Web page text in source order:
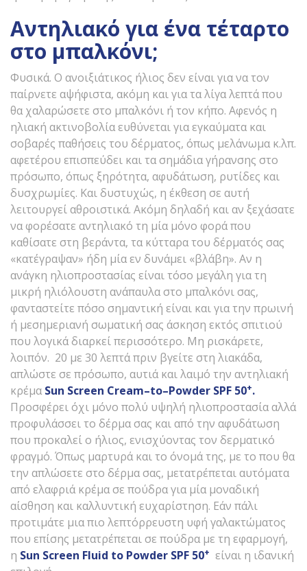
Αντηλιακό για ένα τέταρτο
στο μπαλκόνι;
Φυσικά. Ο ανοιξιάτικος ήλιος δεν είναι για να τον
παίρνετε αψήφιστα, ακόμη και για τα λίγα λεπτά που
θα χαλαρώσετε στο μπαλκόνι ή τον κήπο. Αφενός η
ηλιακή ακτινοβολία ευθύνεται για εγκαύματα και
σοβαρές παθήσεις του δέρματος, όπως μελάνωμα κ.λπ.
αφετέρου επισπεύδει και τα σημάδια γήρανσης στο
πρόσωπο, όπως ξηρότητα, αφυδάτωση, ρυτίδες και
δυσχρωμίες. Και δυστυχώς, η έκθεση σε αυτή
λειτουργεί αθροιστικά. Ακόμη δηλαδή και αν ξεχάσατε
να φορέσατε αντηλιακό τη μία μόνο φορά που
καθίσατε στη βεράντα, τα κύτταρα του δέρματός σας
«κατέγραψαν» ήδη μία εν δυνάμει «βλάβη». Αν η
ανάγκη ηλιοπροστασίας είναι τόσο μεγάλη για τη
μικρή ηλιόλουστη ανάπαυλα στο μπαλκόνι σας,
φανταστείτε πόσο σημαντική είναι και για την πρωινή
ή μεσημεριανή σωματική σας άσκηση εκτός σπιτιού
που λογικά διαρκεί περισσότερο. Μη ρισκάρετε,
λοιπόν. 20 με 30 λεπτά πριν βγείτε στη λιακάδα,
απλώστε σε πρόσωπο, αυτιά και λαιμό την αντηλιακή
κρέμα Sun Screen Cream–to–Powder SPF 50+.
Προσφέρει όχι μόνο πολύ υψηλή ηλιοπροστασία αλλά
προφυλάσσει το δέρμα σας και από την αφυδάτωση
που προκαλεί ο ήλιος, ενισχύοντας τον δερματικό
φραγμό. Όπως μαρτυρά και το όνομά της, με το που θα
την απλώσετε στο δέρμα σας, μετατρέπεται αυτόματα
από ελαφριά κρέμα σε πούδρα για μία μοναδική
αίσθηση και καλλυντική ευχαρίστηση. Εάν πάλι
προτιμάτε μια πιο λεπτόρρευστη υφή γαλακτώματος
που επίσης μετατρέπεται σε πούδρα με τη εφαρμογή,
η Sun Screen Fluid to Powder SPF 50+ είναι η ιδανική